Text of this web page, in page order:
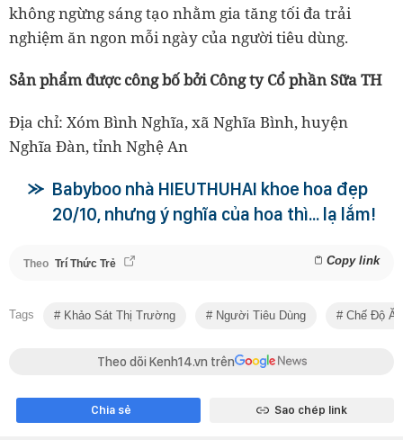
không ngừng sáng tạo nhằm gia tăng tối đa trải
nghiệm ăn ngon mỗi ngày của người tiêu dùng.
Sản phẩm được công bố bởi Công ty Cổ phần Sữa TH
Địa chỉ: Xóm Bình Nghĩa, xã Nghĩa Bình, huyện
Nghĩa Đàn, tỉnh Nghệ An
Babyboo nhà HIEUTHUHAI khoe hoa đẹp
20/10, nhưng ý nghĩa của hoa thì... lạ lắm!
Theo Trí Thức Trẻ Copy link
Tags Khảo Sát Thị Trường Người Tiêu Dùng Chế Độ
Theo dõi Kenh14.vn trên
Chia sẻ Sao chép link